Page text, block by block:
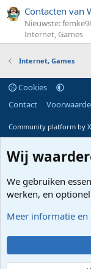
Contacten van
Nieuwste:
Internet, Games
Internet, Games
Cookies
Contact
Community platform by
Wij
We gebruiken
werken, en
Meer informatie